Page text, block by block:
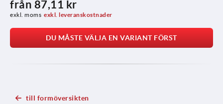
från 87,11 kr
exkl. moms exkl. leveranskostnader
DU MÅSTE VÄLJA EN VARIANT FÖRST
till formöversikten